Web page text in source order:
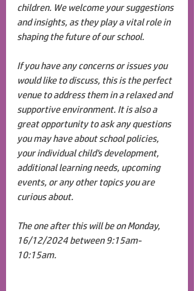
children. We welcome your suggestions
and insights, as they play a vital role in
shaping the future of our school.
If you have any concerns or issues you
would like to discuss, this is the perfect
venue to address them in a relaxed and
supportive environment. It is also a
great opportunity to ask any questions
you may have about school policies,
your individual child's development,
additional learning needs, upcoming
events, or any other topics you are
curious about.
The one after this will be on Monday,
16/12/2024 between 9:15am-
10:15am.